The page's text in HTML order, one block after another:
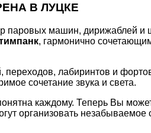
В ЛУЦКЕ
паровых машин,
, гармонично
лабиринтов и
сочетание звука и света.
каждому. Теперь Вы
организовать незабываемое